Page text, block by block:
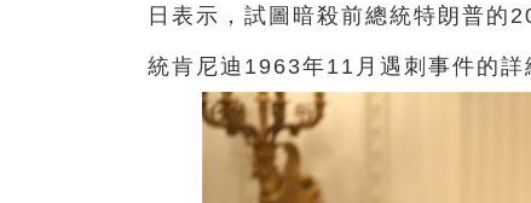
日表示，試圖暗殺前總統特朗普的
統肯尼迪1963年11月遇刺事件的詳